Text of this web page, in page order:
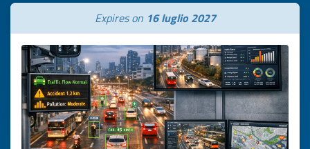
Expires on 16 luglio 2027